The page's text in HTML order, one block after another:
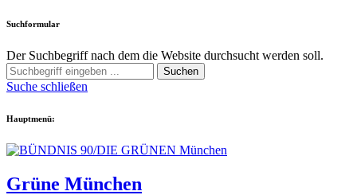
Suchformular
Der Suchbegriff nach dem die Website durchsucht werden soll.
Suchen
Suche schließen
Hauptmenü:
Grüne München